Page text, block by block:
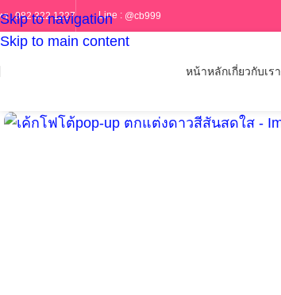
Skip to navigation
Skip to main content
ร : 082 322 1227 Line : @cb999
หน้าหลักเกี่ยวกับเรา